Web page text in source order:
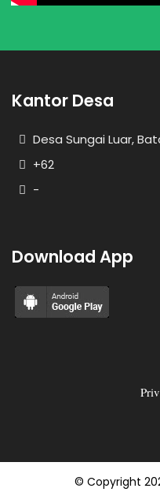
Kantor Desa
Desa Sungai Luar,
+62
-
Download App
© Copyright